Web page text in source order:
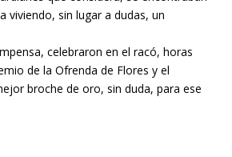
viviendo, sin lugar a dudas, un
celebraron en el racó, horas
de la Ofrenda de Flores y el
broche de oro, sin duda, para ese